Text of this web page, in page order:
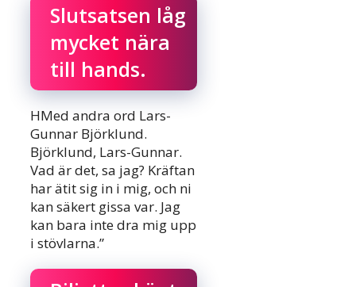
Slutsatsen låg
mycket nära
till hands.
HMed andra ord Lars-
Gunnar Björklund.
Björklund, Lars-Gunnar.
Vad är det, sa jag? Kräftan
har ätit sig in i mig, och ni
kan säkert gissa var. Jag
kan bara inte dra mig upp
i stövlarna.”